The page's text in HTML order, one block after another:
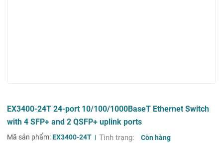
EX3400-24T 24-port 10/100/1000BaseT Ethernet Switch
with 4 SFP+ and 2 QSFP+ uplink ports
Mã sản phẩm:EX3400-24T Tình trạng: Còn hàng